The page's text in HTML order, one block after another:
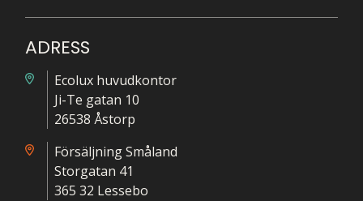
ADRESS
Ecolux huvudkontor
Ji-Te gatan 10
26538 Åstorp
Försäljning Småland
Storgatan 41
365 32 Lessebo